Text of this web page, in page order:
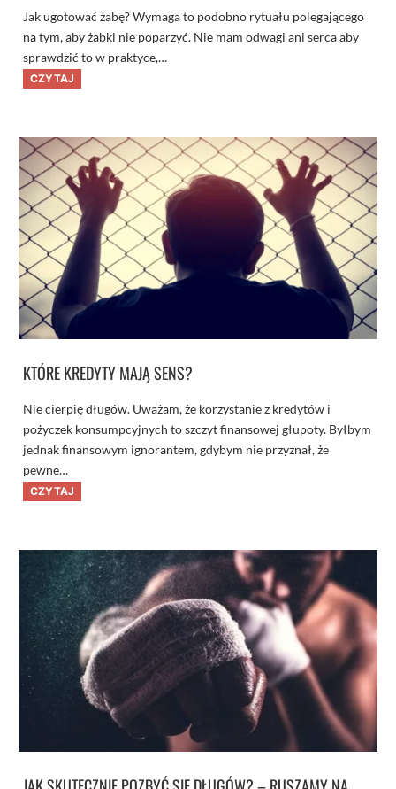
Jak ugotować żabę? Wymaga to podobno rytuału polegającego
na tym, aby żabki nie poparzyć. Nie mam odwagi ani serca aby
sprawdzić to w praktyce,…
CZYTAJ
g
j
e
s
z
s
i
ę
a
k
–
z
i
u
g
i
w
z
g
ł
o
w
a
c
h
KTÓRE KREDYTY MAJĄ SENS?
Nie cierpię długów. Uważam, że korzystanie z kredytów i
pożyczek konsumpcyjnych to szczyt finansowej głupoty. Byłbym
jednak finansowym ignorantem, gdybym nie przyznał, że
pewne…
CZYTAJ
t
k
r
e
d
y
t
y
m
a
ą
s